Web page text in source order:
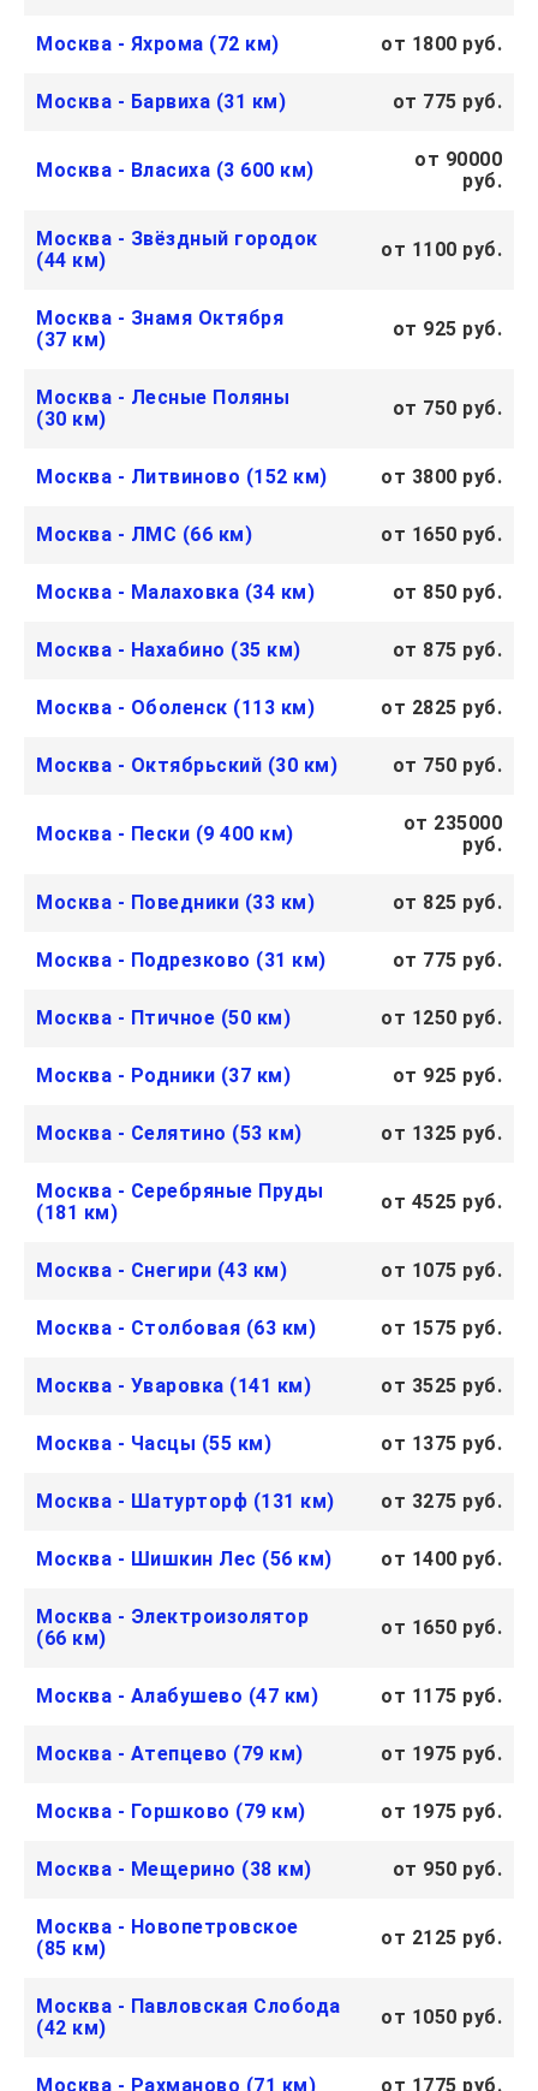
Москва - Яхрома (72 км) от 1800 руб.
Москва - Барвиха (31 км) от 775 руб.
Москва - Власиха (3 600 км)
от 90000
руб.
Москва - Звёздный городок
(44 км)
от 1100 руб.
Москва - Знамя Октября
(37 км)
от 925 руб.
Москва - Лесные Поляны
(30 км)
от 750 руб.
Москва - Литвиново (152 км) от 3800 руб.
Москва - ЛМС (66 км) от 1650 руб.
Москва - Малаховка (34 км) от 850 руб.
Москва - Нахабино (35 км) от 875 руб.
Москва - Оболенск (113 км) от 2825 руб.
Москва - Октябрьский (30 км) от 750 руб.
Москва - Пески (9 400 км)
от 235000
руб.
Москва - Поведники (33 км) от 825 руб.
Москва - Подрезково (31 км) от 775 руб.
Москва - Птичное (50 км) от 1250 руб.
Москва - Родники (37 км) от 925 руб.
Москва - Селятино (53 км) от 1325 руб.
Москва - Серебряные Пруды
(181 км)
от 4525 руб.
Москва - Снегири (43 км) от 1075 руб.
Москва - Столбовая (63 км) от 1575 руб.
Москва - Уваровка (141 км) от 3525 руб.
Москва - Часцы (55 км) от 1375 руб.
Москва - Шатурторф (131 км) от 3275 руб.
Москва - Шишкин Лес (56 км) от 1400 руб.
Москва - Электроизолятор
(66 км)
от 1650 руб.
Москва - Алабушево (47 км) от 1175 руб.
Москва - Атепцево (79 км) от 1975 руб.
Москва - Горшково (79 км) от 1975 руб.
Москва - Мещерино (38 км) от 950 руб.
Москва - Новопетровское
(85 км)
от 2125 руб.
Москва - Павловская Слобода
(42 км)
от 1050 руб.
Москва - Рахманово (71 км) от 1775 руб.